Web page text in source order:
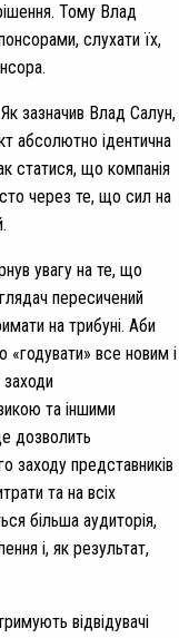
Тому Влад
слухати їх,
зазначив Влад Салун,
абсолютно ідентична
статися, що компанія
через те, що сил на
увагу на те, що
пересичений
на трибуні. Аби
«годувати» все новим і
та іншими
дозволить
заходу представників
та на всіх
більша аудиторія,
і, як результат,
відвідувачі